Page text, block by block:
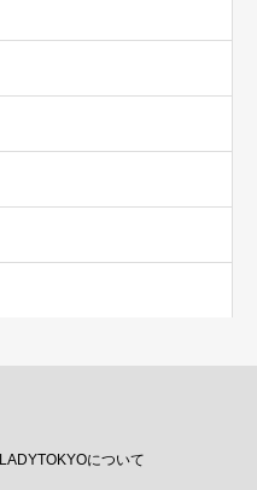
LADYTOKYOについて